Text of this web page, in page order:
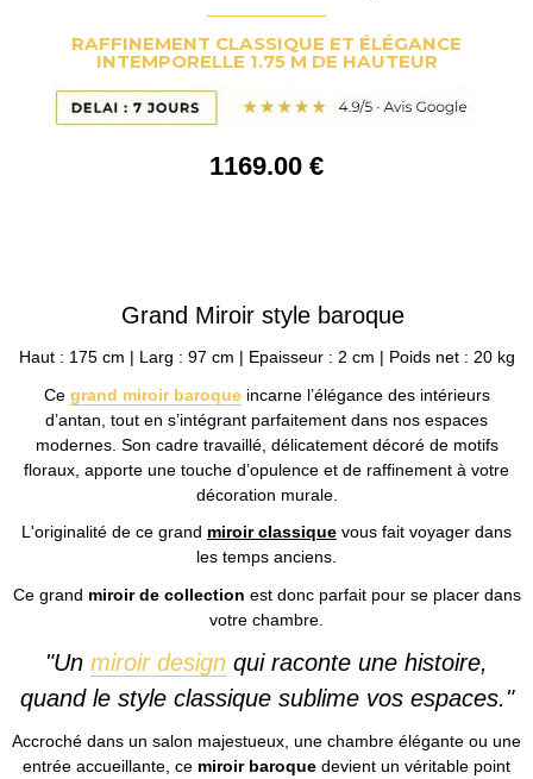
RAFFINEMENT CLASSIQUE ET ÉLÉGANCE
INTEMPORELLE 1.75 M DE HAUTEUR
1169.00 €
Grand Miroir style baroque
Haut : 175 cm | Larg : 97 cm | Epaisseur : 2 cm | Poids net : 20 kg
Ce grand miroir baroqueincarne l’élégance des intérieurs
d’antan, tout en s’intégrant parfaitement dans nos espaces
modernes. Son cadre travaillé, délicatement décoré de motifs
floraux, apporte une touche d’opulence et de raffinement à votre
décoration murale.
L'originalité de ce grand miroir classique vous fait voyager dans
les temps anciens.
Ce grand miroir de collection est donc parfait pour se placer dans
votre chambre.
"Un miroir design qui raconte une histoire,
quand le style classique sublime vos espaces."
Accroché dans un salon majestueux, une chambre élégante ou une
entrée accueillante, ce miroir baroque devient un véritable point